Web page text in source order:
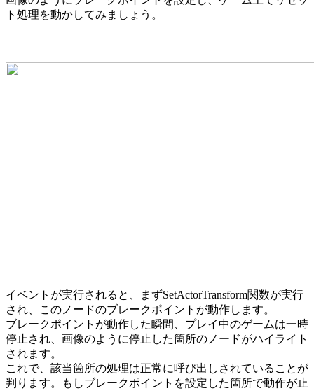
ト処理を動かしてみましょう。
イベントが実行されると、まずSetActorTransform関数が実行
され、このノードのブレークポイントが動作します。
ブレークポイントが動作した瞬間、プレイ中のゲームは一時
停止され、画像のように停止した箇所のノードがハイライト
されます。
これで、該当箇所の処理は正常に呼び出しされていることが
判ります。もしブレークポイントを設定した箇所で動作が止